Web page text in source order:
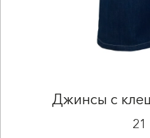
Джинсы с
21